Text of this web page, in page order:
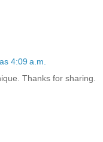
4:09 a.m.
Thanks for sharing.